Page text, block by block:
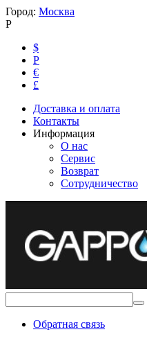
Город: Москва
Р
$
Р
€
£
Доставка и оплата
Контакты
Информация
О нас
Сервис
Возврат
Сотрудничество
Обратная связь